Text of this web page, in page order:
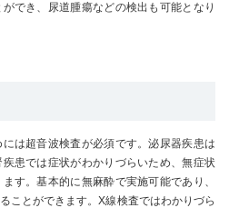
でき、尿道腫瘍などの検出も可能となり
は超音波検査が必須です。泌尿器疾患は
患では症状がわかりづらいため、無症状
す。基本的に無麻酔で実施可能であり、
ことができます。X線検査ではわかりづら